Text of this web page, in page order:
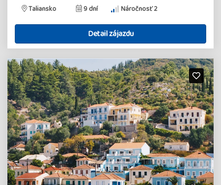
Taliansko 9 dní Náročnosť 2
Detail zájazdu